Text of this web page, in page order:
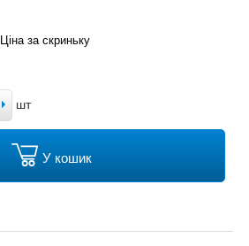
Ціна за скриньку
шт
У кошик